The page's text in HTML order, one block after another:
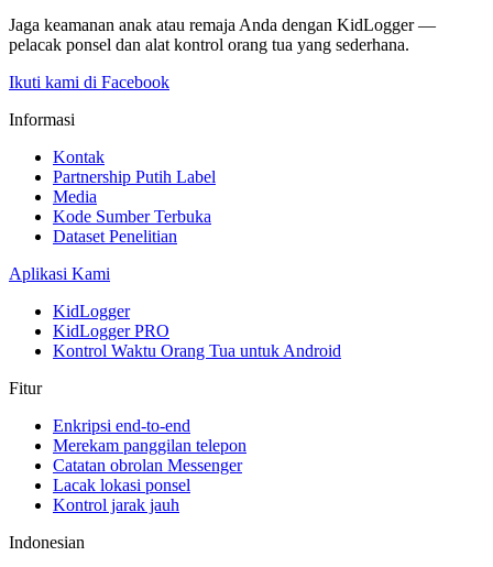
Jaga keamanan anak atau remaja Anda dengan KidLogger —
pelacak ponsel dan alat kontrol orang tua yang sederhana.
Ikuti kami di Facebook
Informasi
Kontak
Partnership Putih Label
Media
Kode Sumber Terbuka
Dataset Penelitian
Aplikasi Kami
KidLogger
KidLogger PRO
Kontrol Waktu Orang Tua untuk Android
Fitur
Enkripsi end-to-end
Merekam panggilan telepon
Catatan obrolan Messenger
Lacak lokasi ponsel
Kontrol jarak jauh
Indonesian